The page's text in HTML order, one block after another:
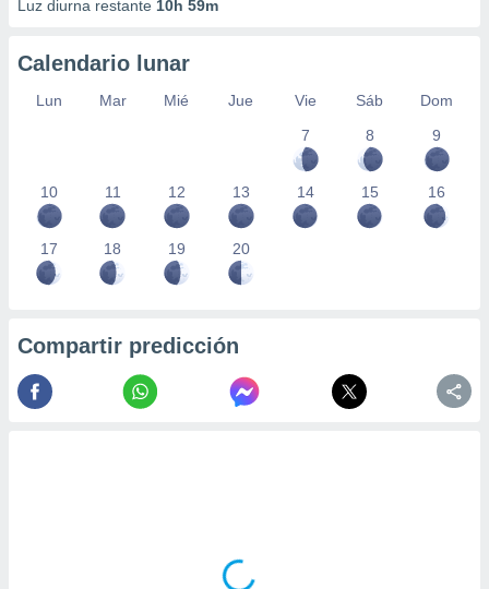
Luz diurna restante 10h 59m
Calendario lunar
Lun Mar Mié Jue Vie Sáb
Dom
7
8 9
10 11 12 13 14 15 16
17 18 19 20
Compartir predicción